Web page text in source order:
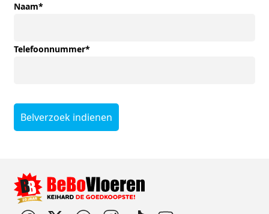
Naam*
Telefoonnummer*
Belverzoek indienen